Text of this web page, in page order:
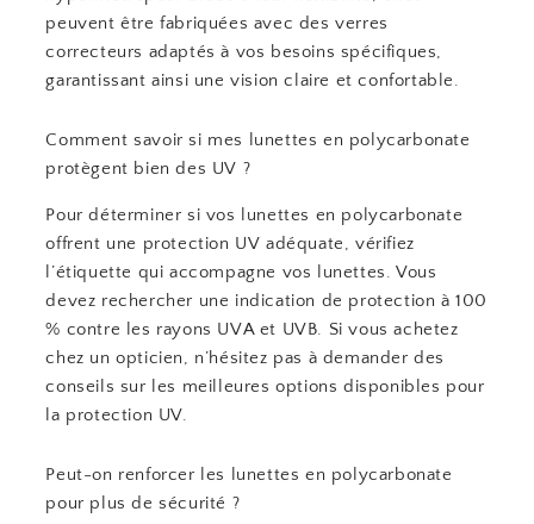
peuvent être fabriquées avec des verres
correcteurs adaptés à vos besoins spécifiques,
garantissant ainsi une vision claire et confortable.
Comment savoir si mes lunettes en polycarbonate
protègent bien des UV ?
Pour déterminer si vos lunettes en polycarbonate
offrent une protection UV adéquate, vérifiez
l’étiquette qui accompagne vos lunettes. Vous
devez rechercher une indication de protection à 100
% contre les rayons UVA et UVB. Si vous achetez
chez un opticien, n’hésitez pas à demander des
conseils sur les meilleures options disponibles pour
la protection UV.
Peut-on renforcer les lunettes en polycarbonate
pour plus de sécurité ?